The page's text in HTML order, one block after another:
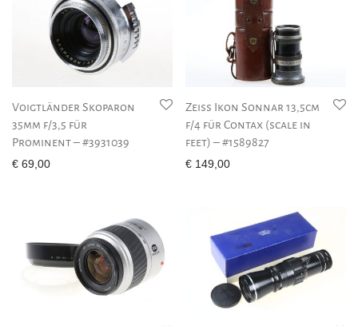
Voigtländer Skoparon
35mm f/3,5 für
Prominent – #3931039
€ 69,00
Zeiss Ikon Sonnar 13,5cm
f/4 für Contax (scale in
feet) – #1589827
€ 149,00